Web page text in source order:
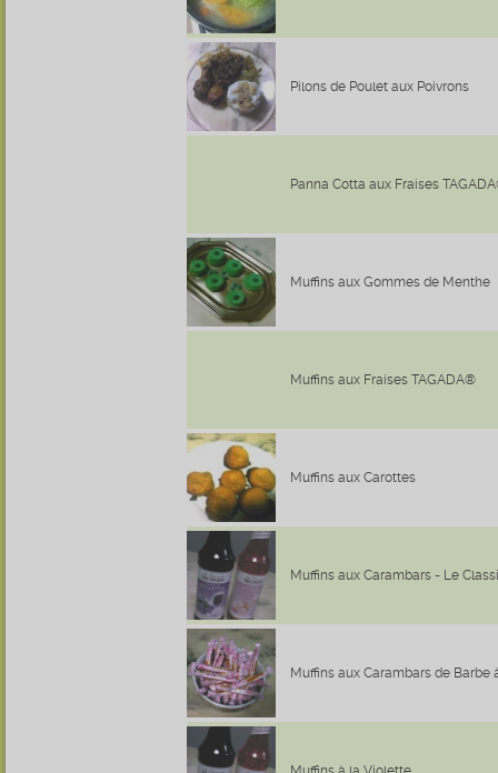
Pilons de Poulet aux Poivrons
Panna Cotta aux Fraises
Muffins aux Gommes de Menthe
Muffins aux Fraises TAGADA®
Muffins aux Carottes
Muffins aux Carambars - Le
Muffins aux Carambars de Barbe